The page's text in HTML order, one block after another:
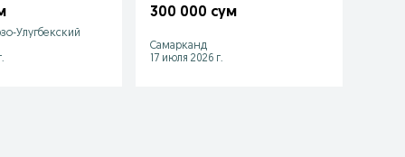
Улугбекский
300 000 сум
Самарканд
17 июля 2026 г.